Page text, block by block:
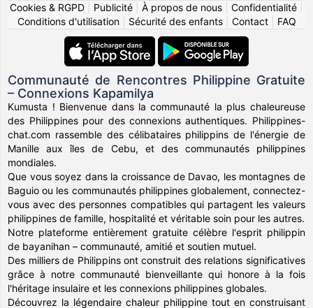
Cookies & RGPD
Publicité À propos de nous Confidentialité
Conditions d'utilisation| Sécurité des enfants| Contact| FAQ
Communauté de Rencontres Philippine Gratuite
– Connexions Kapamilya
Kumusta ! Bienvenue dans la communauté la plus chaleureuse
des Philippines pour des connexions authentiques. Philippines-
chat.com rassemble des célibataires philippins de l'énergie de
Manille aux îles de Cebu, et des communautés philippines
mondiales.
Que vous soyez dans la croissance de Davao, les montagnes de
Baguio ou les communautés philippines globalement, connectez-
vous avec des personnes compatibles qui partagent les valeurs
philippines de famille, hospitalité et véritable soin pour les autres.
Notre plateforme entièrement gratuite célèbre l'esprit philippin
de bayanihan – communauté, amitié et soutien mutuel.
Des milliers de Philippins ont construit des relations significatives
grâce à notre communauté bienveillante qui honore à la fois
l'héritage insulaire et les connexions philippines globales.
Découvrez la légendaire chaleur philippine tout en construisant